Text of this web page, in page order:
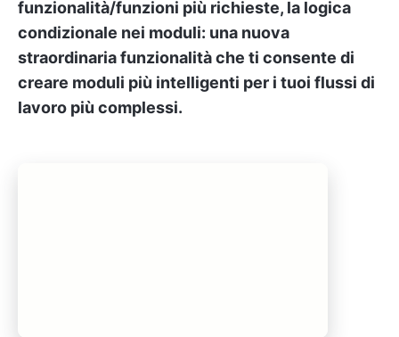
funzionalità/funzioni più richieste, la logica
condizionale nei moduli: una nuova
straordinaria funzionalità che ti consente di
creare moduli più intelligenti per i tuoi flussi di
lavoro più complessi.